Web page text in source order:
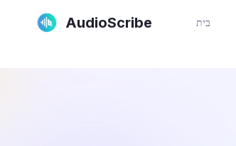
AudioScribe בית